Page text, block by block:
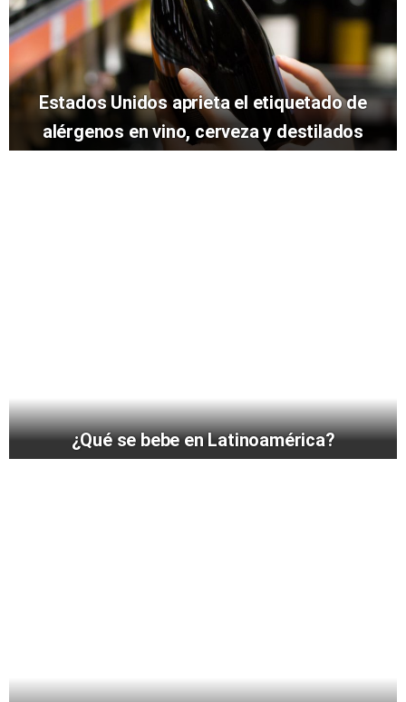
Estados Unidos aprieta el etiquetado de
alérgenos en vino, cerveza y destilados
¿Qué se bebe en Latinoamérica?